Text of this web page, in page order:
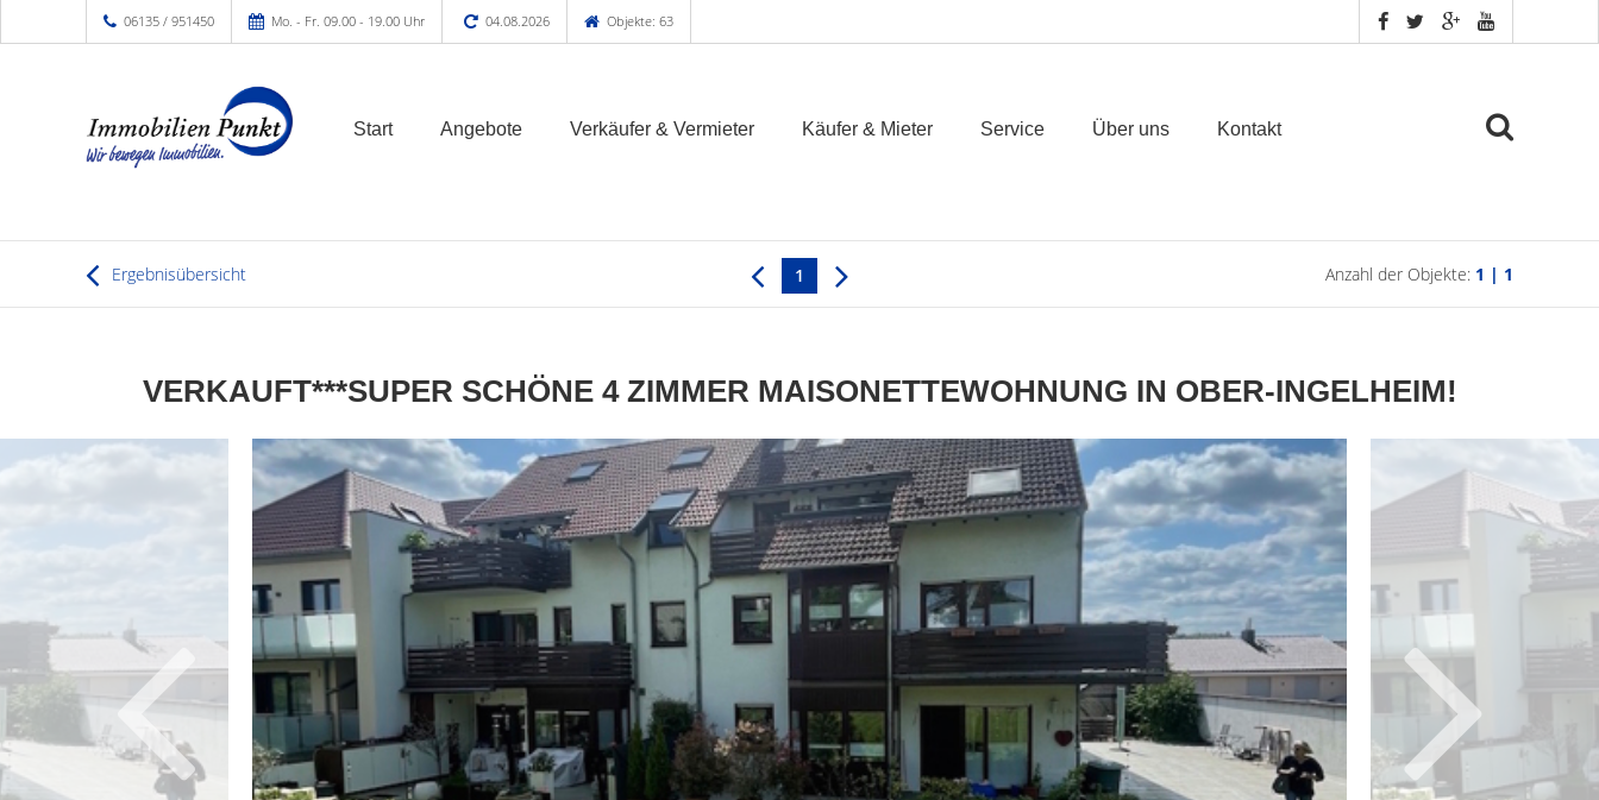
06135 / 951450 Mo. - Fr. 09.00 - 19.00 Uhr 04.08.2026 Objekte: 63
Start Angebote Verkäufer & Vermieter Käufer & Mieter Service Über uns Kontakt
Ergebnisübersicht 1 Anzahl der Objekte: 1 | 1
VERKAUFT***SUPER SCHÖNE 4 ZIMMER MAISONETTEWOHNUNG IN OBER-INGELHEIM!